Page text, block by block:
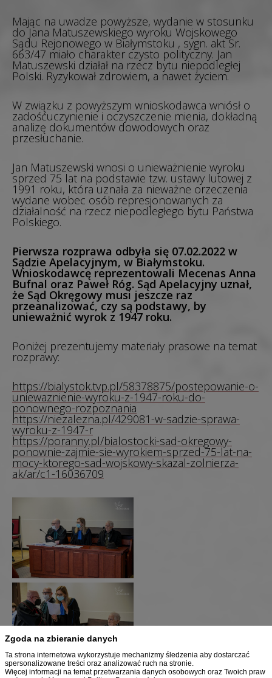
Mając na uwadze powyższe, wydanie w stosunku
do Jana Matuszewskiego wyroku Wojskowego
Sądu Rejonowego w Białymstoku , sygn. akt Sr.
663/47 miało charakter czysto polityczny. Jan
Matuszewski działał na rzecz bytu niepodległej
Polski. Ryzykował zdrowiem, a nawet życiem.
W związku z powyższym wnioskodawca wniósł o
zadośćuczynienie i oczyszczenie mienia, dokładną
analizę dokumentów dowodowych oraz
przesłuchanie.
Jan Matuszewski wnosi o unieważnienie wyroku
sprzed 75 lat na podstawie tzw. ustawy lutowej z
1991 roku, która uznała za nieważne orzeczenia
wydane wobec osób represjonowanych za
działalność na rzecz niepodległego bytu Państwa
Polskiego.
Pierwsza rozprawa odbyła się 07.02.2022 w
Sądzie Apelacyjnym, w Białymstoku.
Wnioskodawcę reprezentowali Mecenas Anna
Bufnal oraz Paweł Róg. Sąd Apelacyjny uznał,
że Sąd Okręgowy musi jeszcze raz
przeanalizować, czy są podstawy, by
unieważnić wyrok z 1947 roku.
Poniżej prezentujemy materiały prasowe na temat
rozprawy:
https://bialystok.tvp.pl/58378875/postepowanie-o-
uniewaznienie-wyroku-z-1947-roku-do-
ponownego-rozpoznania
https://niezalezna.pl/429081-w-sadzie-sprawa-
wyroku-z-1947-r
https://poranny.pl/bialostocki-sad-okregowy-
ponownie-zajmie-sie-wyrokiem-sprzed-75-lat-na-
mocy-ktorego-sad-wojskowy-skazal-zolnierza-
ak/ar/c1-16036709